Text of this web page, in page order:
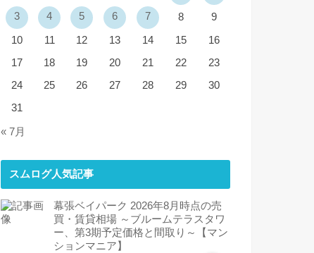
3 4 5 6 7 8 9
10 11 12 13 14 15
16
17
18 19 20 21 22
23
24
25 26 27 28 29
30
31
« 7月
スムログ人気記事
幕張ベイパーク 2026年8月時点の売
買・賃貸相場 ～ブルームテラスタワ
ー、第3期予定価格と間取り～【マン
ションマニア】